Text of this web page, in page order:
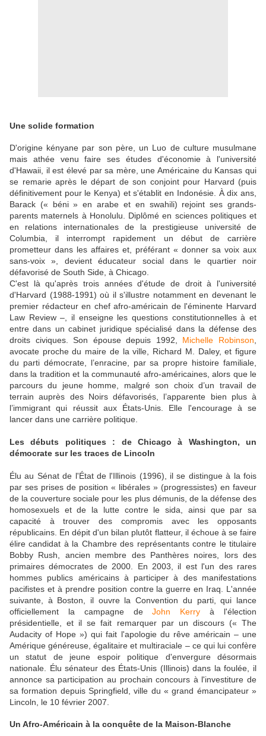
Une solide formation
D'origine kényane par son père, un Luo de culture musulmane
mais athée venu faire ses études d'économie à l'université
d'Hawaii, il est élevé par sa mère, une Américaine du Kansas qui
se remarie après le départ de son conjoint pour Harvard (puis
définitivement pour le Kenya) et s'établit en Indonésie. À dix ans,
Barack (« béni » en arabe et en swahili) rejoint ses grands-
parents maternels à Honolulu. Diplômé en sciences politiques et
en relations internationales de la prestigieuse université de
Columbia, il interrompt rapidement un début de carrière
prometteur dans les affaires et, préférant « donner sa voix aux
sans-voix », devient éducateur social dans le quartier noir
défavorisé de South Side, à Chicago.
C'est là qu'après trois années d'étude de droit à l'université
d'Harvard (1988-1991) où il s'illustre notamment en devenant le
premier rédacteur en chef afro-américain de l'éminente Harvard
Law Review –, il enseigne les questions constitutionnelles à et
entre dans un cabinet juridique spécialisé dans la défense des
droits civiques. Son épouse depuis 1992, Michelle Robinson,
avocate proche du maire de la ville, Richard M. Daley, et figure
du parti démocrate, l’enracine, par sa propre histoire familiale,
dans la tradition et la communauté afro-américaines, alors que le
parcours du jeune homme, malgré son choix d’un travail de
terrain auprès des Noirs défavorisés, l’apparente bien plus à
l’immigrant qui réussit aux États-Unis. Elle l'encourage à se
lancer dans une carrière politique.
Les débuts politiques : de Chicago à Washington, un
démocrate sur les traces de Lincoln
Élu au Sénat de l'État de l'Illinois (1996), il se distingue à la fois
par ses prises de position « libérales » (progressistes) en faveur
de la couverture sociale pour les plus démunis, de la défense des
homosexuels et de la lutte contre le sida, ainsi que par sa
capacité à trouver des compromis avec les opposants
républicains. En dépit d'un bilan plutôt flatteur, il échoue à se faire
élire candidat à la Chambre des représentants contre le titulaire
Bobby Rush, ancien membre des Panthères noires, lors des
primaires démocrates de 2000. En 2003, il est l'un des rares
hommes publics américains à participer à des manifestations
pacifistes et à prendre position contre la guerre en Iraq. L'année
suivante, à Boston, il ouvre la Convention du parti, qui lance
officiellement la campagne deJohn Kerry à l'élection
présidentielle, et il se fait remarquer par un discours (« The
Audacity of Hope ») qui fait l'apologie du rêve américain – une
Amérique généreuse, égalitaire et multiraciale – ce qui lui confère
un statut de jeune espoir politique d'envergure désormais
nationale. Élu sénateur des États-Unis (Illinois) dans la foulée, il
annonce sa participation au prochain concours à l'investiture de
sa formation depuis Springfield, ville du « grand émancipateur »
Lincoln, le 10 février 2007.
Un Afro-Américain à la conquête de la Maison-Blanche